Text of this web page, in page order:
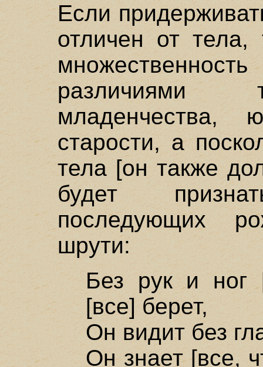
Если
отличен от тела,
различиями
младенчества,
старости, а
тела [он также
будет
последующих
шрути:
Без рук и ног
[все] берет,
Он видит без
Он знает [все,